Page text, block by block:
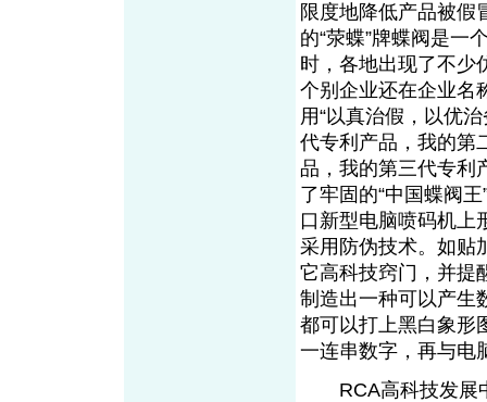
限度地降低产品被假
的“荥蝶”牌蝶阀是一
时，各地出现了不少
个别企业还在企业名
用“以真治假，以优
代专利产品，我的第
品，我的第三代专利
了牢固的“中国蝶阀
口新型电脑喷码机上
采用防伪技术。如贴
它高科技窍门，并提
制造出一种可以产生
都可以打上黑白象形
一连串数字，再与电
RCA高科技发展中